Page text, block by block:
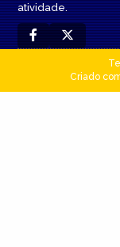
atividade.
Criado